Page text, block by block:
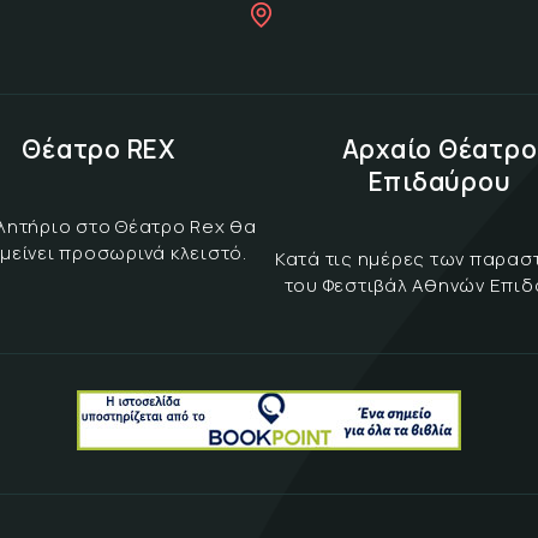
Θέατρο REX
στο Θέατρο Rex θα
προσωρινά κλειστό.
Αρχαίο Θέατρο
Επιδαύρου
Κατά τις ημέρες των
του Φεστιβάλ Αθηνών